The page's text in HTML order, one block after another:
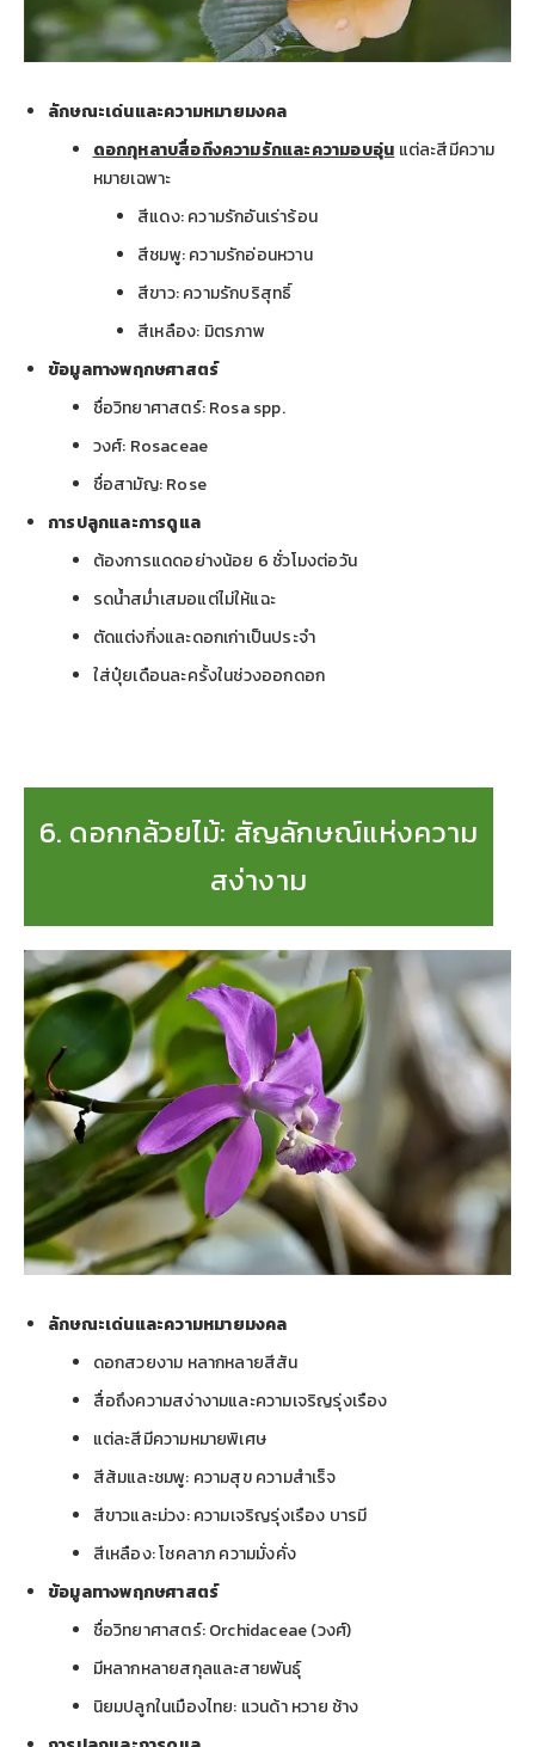
ลักษณะเด่นและความหมายมงคล
ดอกกุหลาบสื่อถึงความรักและความอบอุ่น แต่ละสีมีความ
หมายเฉพาะ
สีแดง: ความรักอันเร่าร้อน
สีชมพู: ความรักอ่อนหวาน
สีขาว: ความรักบริสุทธิ์
สีเหลือง: มิตรภาพ
ข้อมูลทางพฤกษศาสตร์
ชื่อวิทยาศาสตร์: Rosa spp.
วงศ์: Rosaceae
ชื่อสามัญ: Rose
การปลูกและการดูแล
ต้องการแดดอย่างน้อย 6 ชั่วโมงต่อวัน
รดน้ำสม่ำเสมอแต่ไม่ให้แฉะ
ตัดแต่งกิ่งและดอกเก่าเป็นประจำ
ใส่ปุ๋ยเดือนละครั้งในช่วงออกดอก
6. ดอกกล้วยไม้: สัญลักษณ์แห่งความ
สง่างาม
ลักษณะเด่นและความหมายมงคล
ดอกสวยงาม หลากหลายสีสัน
สื่อถึงความสง่างามและความเจริญรุ่งเรือง
แต่ละสีมีความหมายพิเศษ
สีส้มและชมพู: ความสุข ความสำเร็จ
สีขาวและม่วง: ความเจริญรุ่งเรือง บารมี
สีเหลือง: โชคลาภ ความมั่งคั่ง
ข้อมูลทางพฤกษศาสตร์
ชื่อวิทยาศาสตร์: Orchidaceae (วงศ์)
มีหลากหลายสกุลและสายพันธุ์
นิยมปลูกในเมืองไทย: แวนด้า หวาย ช้าง